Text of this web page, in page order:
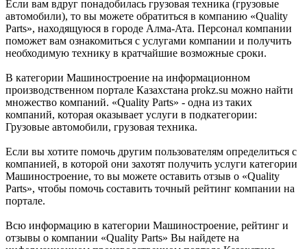
Если вам вдруг понадобилась грузовая техника (грузовые
автомобили), то вы можете обратиться в компанию «Quality
Parts», находящуюся в городе Алма-Ата. Персонал компании
поможет вам ознакомиться с услугами компании и получить
необходимую технику в кратчайшие возможные сроки.
В категории Машиностроение на информационном
производственном портале Казахстана prokz.su можно найти
множество компаний. «Quality Parts» - одна из таких
компаний, которая оказывает услуги в подкатегории:
Грузовые автомобили, грузовая техника.
Если вы хотите помочь другим пользователям определиться с
компанией, в которой они захотят получить услуги категории
Машиностроение, то вы можете оставить отзыв о «Quality
Parts», чтобы помочь составить точный рейтинг компании на
портале.
Всю информацию в категории Машиностроение, рейтинг и
отзывы о компании «Quality Parts» Вы найдете на